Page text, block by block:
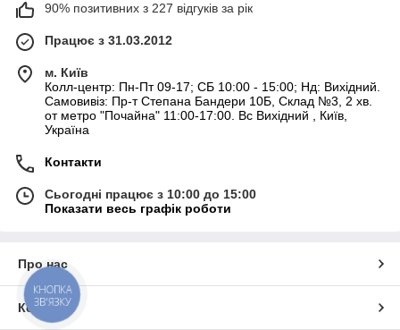
90% позитивних з 227 відгуків за рік
Працює з 31.03.2012
м. Київ
Колл-центр: Пн-Пт 09-17; СБ 10:00 - 15:00; Нд: Вихідний.
Самовивіз: Пр-т Степана Бандери 10Б, Склад №3, 2 хв.
от метро "Почайна" 11:00-17:00. Вс Вихідний , Київ,
Україна
Контакти
Сьогодні працює з 10:00 до 15:00
Показати весь графік роботи
Про нас
Контакти
КНОПКА
ЗВ'ЯЗКУ